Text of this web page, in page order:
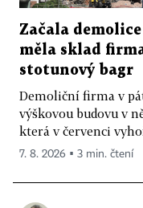
Začala
měla sklad
stotunový bagr
Demoliční firma v
výškovou budovu v
která v červenci
7. 8. 2026 ▪ 3 min. čtení